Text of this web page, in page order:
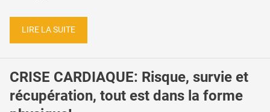
LIRE LA SUITE
CRISE CARDIAQUE: Risque, survie et
récupération, tout est dans la forme